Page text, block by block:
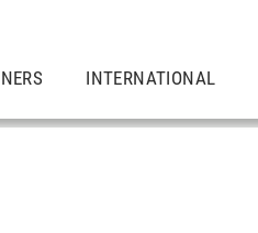
INTERNATIONAL